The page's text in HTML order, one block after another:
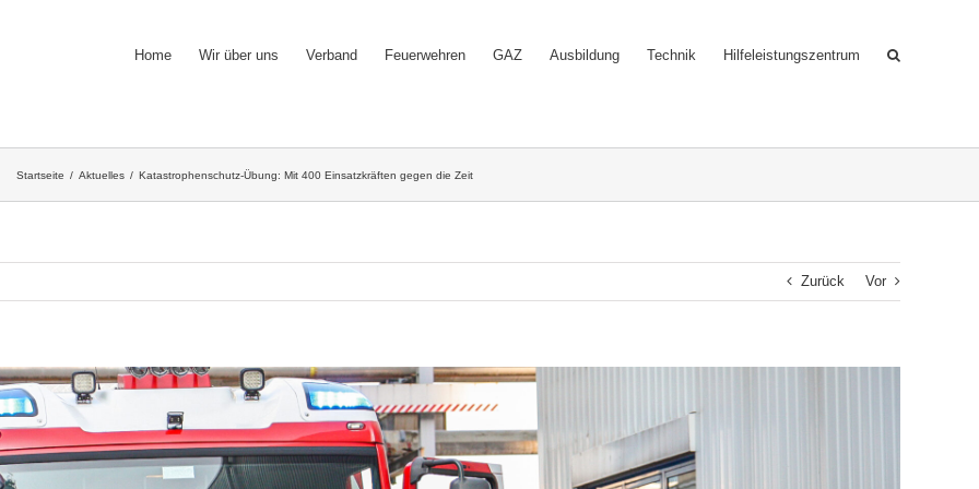
Home Wir über uns Verband Feuerwehren GAZ Ausbildung Technik Hilfeleistungszentrum
Startseite / Aktuelles / Katastrophenschutz-Übung: Mit 400 Einsatzkräften gegen die Zeit
Zurück Vor